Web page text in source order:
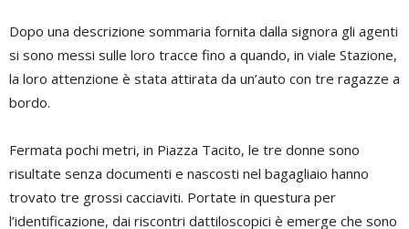
Dopo una descrizione sommaria fornita dalla signora gli agenti
si sono messi sulle loro tracce fino a quando, in viale Stazione,
la loro attenzione è stata attirata da un’auto con tre ragazze a
bordo.
Fermata pochi metri, in Piazza Tacito, le tre donne sono
risultate senza documenti e nascosti nel bagagliaio hanno
trovato tre grossi cacciaviti. Portate in questura per
l’identificazione, dai riscontri dattiloscopici è emerge che sono